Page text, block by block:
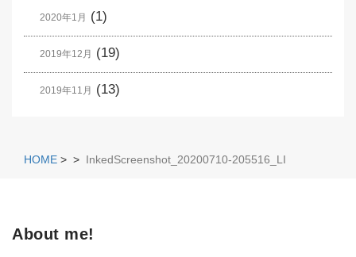
2020年1月 (1)
2019年12月 (19)
2019年11月 (13)
HOME > > InkedScreenshot_20200710-205516_LI
About me!